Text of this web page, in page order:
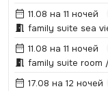
11.08 на 11 ночей
family suite sea
11.08 на 11 ночей
family suite room
17.08 на 12 ночей